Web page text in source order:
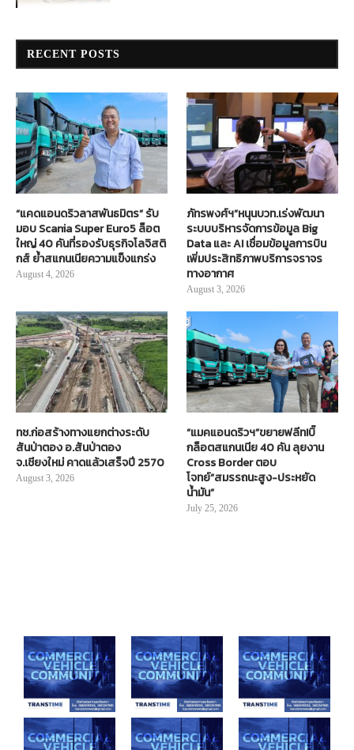
RECENT POSTS
“แคดแอนดริวลาสพันธมิตร” รับ
มอบ Scania Super Euro5 ล็อต
ใหญ่ 40 คันที่รองรับธุรกิจโลจิสติ
กส์ ย้ำสแกนเนียความแข็งแกร่ง
August 4, 2026
ภัทรพงศ์ฯ”หนุนบวท.เร่งพัฒนา
ระบบบริหารจัดการข้อมูล Big
Data และ AI เชื่อมข้อมูลการบิน
เพิ่มประสิทธิภาพบริการจราจร
ทางอากาศ
August 3, 2026
ทช.ก่อสร้างทางแยกต่างระดับ
สันป่าตอง อ.สันป่าตอง
จ.เชียงใหม่ คาดแล้วเสร็จปี 2570
August 3, 2026
“แมคแอนดริวฯ”ขยายฟลีท!บิ๊
กล็อตสแกนเนีย 40 คัน ลุยงาน
Cross Border ตอบ
โจทย์“สมรรถนะสูง-ประหยัด
น้ำมัน”
July 25, 2026